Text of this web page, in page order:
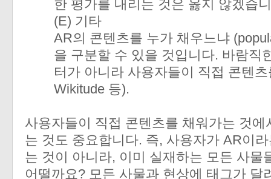
한 평가를 내리는 것은 옳지 않겠습
(E) 기타
AR의 콘텐츠를 누가 채우느냐
을 구분할 수 있을 것입니다. 바람직
터가 아니라 사용자들이 직접 콘텐
Wikitude 등).
사용자들이 직접 콘텐츠를 채워가는 것
는 것도 중요합니다. 즉, 사용자가 AR이
는 것이 아니라, 이미 실재하는 모든 사물
어떨까요? 모든 사물과 현상에 태그가 달